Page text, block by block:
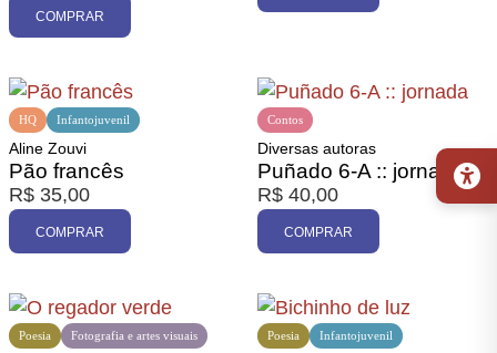
COMPRAR
HQ Infantojuvenil
Aline Zouvi
Pão francês
R$ 35,00
COMPRAR
Contos
Diversas autoras
Puñado 6-A :: jornada
R$ 40,00
COMPRAR
Fotografia e artes visuais
Poesia Infantojuvenil
Poesia